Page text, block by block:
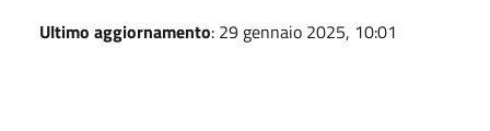
Ultimo aggiornamento: 29 gennaio 2025, 10:01